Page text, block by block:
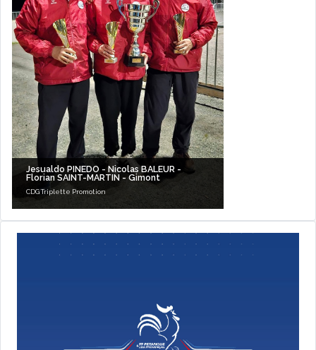
Jesualdo PINEDO - Nicolas BALEUR -
Florian SAINT-MARTIN - Gimont
CDG Triplette Promotion